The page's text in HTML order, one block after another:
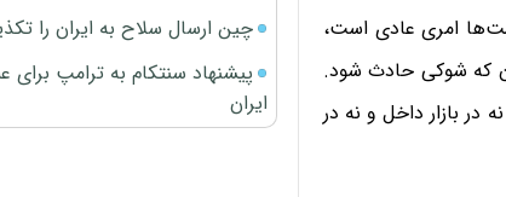
امری عادی است،
که شوکی حادث شود.
کرده و نه در بازار داخل و نه در
چین ارسال سلاح به ایران را
پیشنهاد سنتکام به ترامپ
ایران